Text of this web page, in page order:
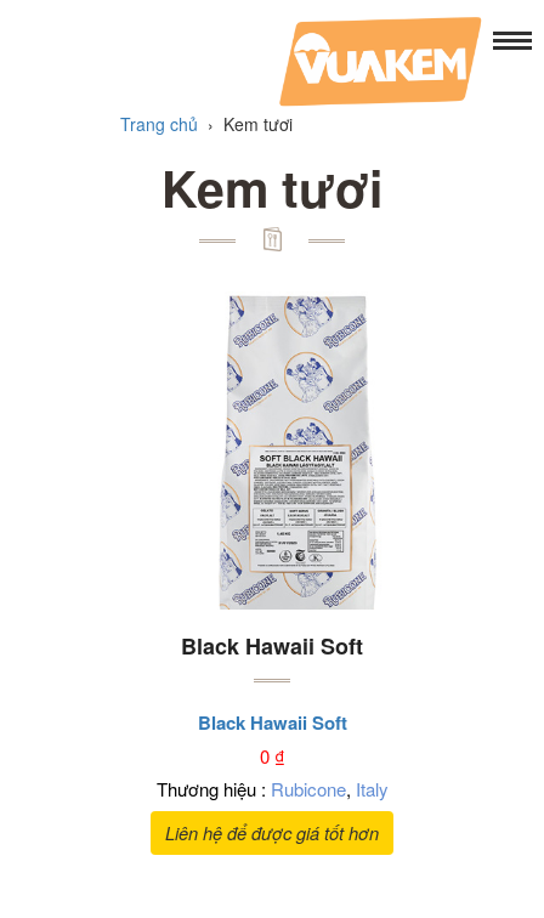
Trang chủ › Kem tươi
Kem tươi
Black Hawaii Soft
Black Hawaii Soft
0₫
Thương hiệu : Rubicone, Italy
Liên hệ để được giá tốt hơn